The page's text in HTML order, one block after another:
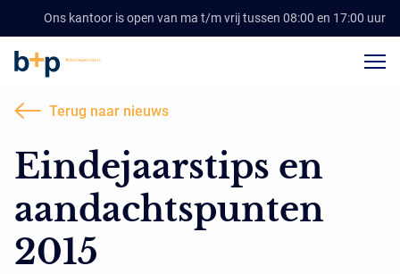
Ons kantoor is open van ma t/m vrij tussen 08:00 en 17:00 uur
Terug naar nieuws
Eindejaarstips en
aandachtspunten
2015